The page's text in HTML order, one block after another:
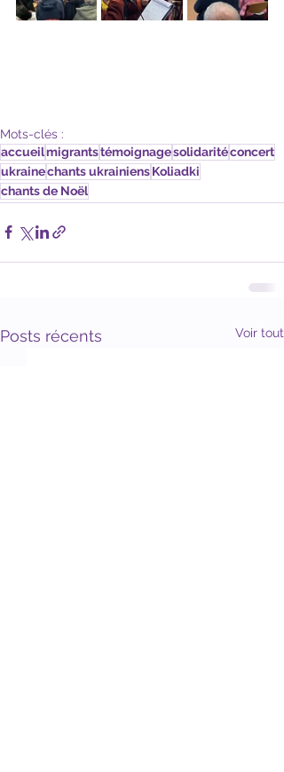
Mots-clés :
accueilmigrantstémoignagesolidaritéconcert
ukrainechants ukrainiensKoliadki
chants de Noël
Posts récents Voir tout